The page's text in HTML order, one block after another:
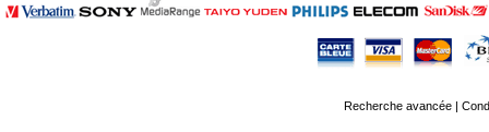
Recherche avancée|